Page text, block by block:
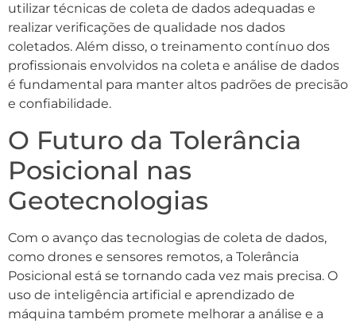
utilizar técnicas de coleta de dados adequadas e
realizar verificações de qualidade nos dados
coletados. Além disso, o treinamento contínuo dos
profissionais envolvidos na coleta e análise de dados
é fundamental para manter altos padrões de precisão
e confiabilidade.
O Futuro da Tolerância
Posicional nas
Geotecnologias
Com o avanço das tecnologias de coleta de dados,
como drones e sensores remotos, a Tolerância
Posicional está se tornando cada vez mais precisa. O
uso de inteligência artificial e aprendizado de
máquina também promete melhorar a análise e a